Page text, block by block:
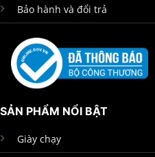
Bảo hành và đổi trả
SẢN PHẨM NỔI BẬT
Giày chạy